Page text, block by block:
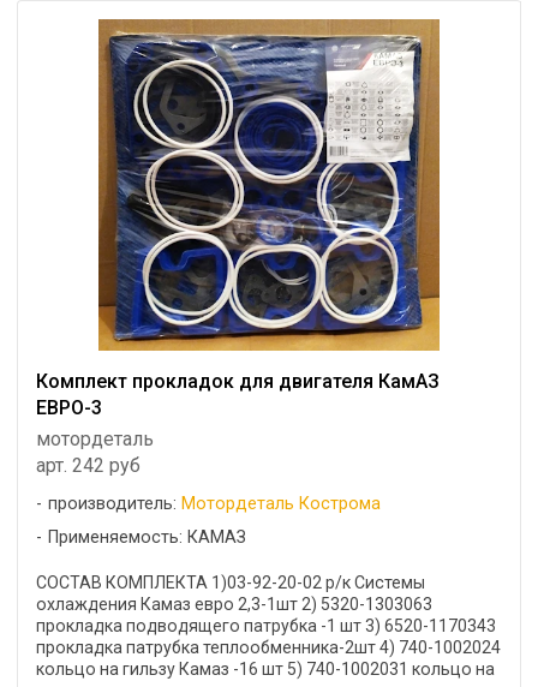
Комплект прокладок для двигателя КамАЗ
ЕВРО-3
мотордеталь
арт. 242 руб
производитель:Мотордеталь Кострома
Применяемость: КАМАЗ
СОСТАВ КОМПЛЕКТА 1)03-92-20-02 р/к Системы
охлаждения Камаз евро 2,3-1шт 2) 5320-1303063
прокладка подводящего патрубка -1 шт 3) 6520-1170343
прокладка патрубка теплообменника-2шт 4) 740-1002024
кольцо на гильзу Камаз -16 шт 5) 740-1002031 кольцо на